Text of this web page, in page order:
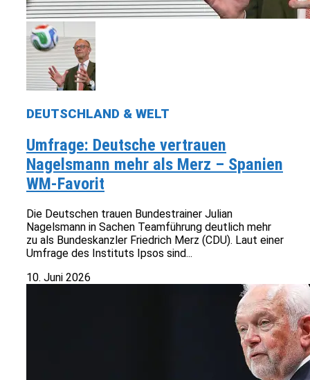
DEUTSCHLAND & WELT
Umfrage: Deutsche vertrauen
Nagelsmann mehr als Merz – Spanien
WM-Favorit
Die Deutschen trauen Bundestrainer Julian
Nagelsmann in Sachen Teamführung deutlich mehr
zu als Bundeskanzler Friedrich Merz (CDU). Laut einer
Umfrage des Instituts Ipsos sind...
10. Juni 2026